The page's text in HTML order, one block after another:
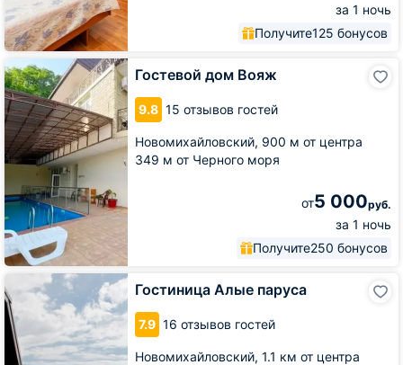
за 1 ночь
Получите125 бонусов
Гостевой дом Вояж
9.8 15 отзывов гостей
Новомихайловский, 900 м от центра
349 м от Черного моря
от5 000руб.
за 1 ночь
Получите250 бонусов
Гостевой
дом
Вояж
Гостиница Алые паруса
7.9 16 отзывов гостей
Новомихайловский, 1.1 км от центра
Гостиница
Алые
паруса